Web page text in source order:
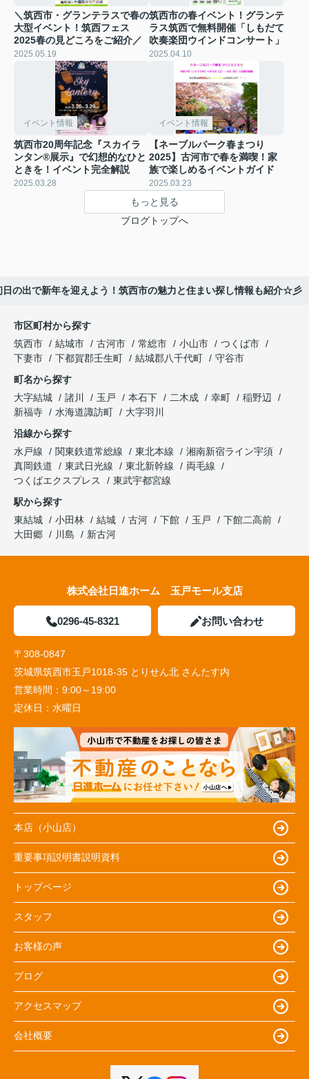
＼筑西市・グランテラスで春の
大型イベント！筑西フェス
2025春の見どころをご紹介／
2025.05.19
筑西市の春イベント！グランテ
ラス筑西で無料開催「しもだて
吹奏楽団ウインドコンサート」
2025.04.10
イベント情報
筑西市20周年記念『スカイラ
ンタン®展示』で幻想的なひと
ときを！イベント完全解説
2025.03.28
イベント情報
【ネーブルパーク春まつり
2025】古河市で春を満喫！家
族で楽しめるイベントガイド
2025.03.23
もっと見る
ブログトップへ
日の出で新年を迎えよう！筑西市の魅力と住まい探し情報も紹介☆彡
市区町村から探す
筑西市
結城市 古河市 常総市 小山市
つくば市
下妻市
下都賀郡壬生町 結城郡八千代町
守谷市
町名から探す
大字結城
諸川 玉戸 本石下 二木成 幸町
稲野辺
新福寺
水海道諏訪町
大字羽川
沿線から探す
水戸線
関東鉄道常総線 東北本線
湘南新宿ライン宇須
真岡鉄道
東武日光線 東北新幹線
両毛線
つくばエクスプレス
東武宇都宮線
駅から探す
東結城
小田林 結城 古河 下館 玉戸
下館二高前
大田郷
川島 新古河
株式会社日進ホーム 玉戸モール支店
0296-45-8321 お問い合わせ
〒308-0847
茨城県筑西市玉戸1018-35 とりせん北 さんたす内
営業時間： 9:00～19:00
定休日： 水曜日
本店（小山店）
重要事項説明書説明資料
トップページ
スタッフ
お客様の声
ブログ
アクセスマップ
会社概要